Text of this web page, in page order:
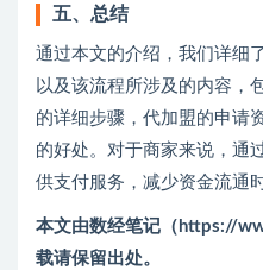
五、总结
通过本文的介绍，我们详细
以及该流程所涉及的内容，
的详细步骤，代加盟的申请
的好处。对于商家来说，通
供支付服务，减少资金流通
本文由数经笔记（https://
载请保留出处。